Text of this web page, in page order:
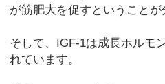
が筋肥大を促すということが
そして、IGF-1は成長ホルモ
れています。